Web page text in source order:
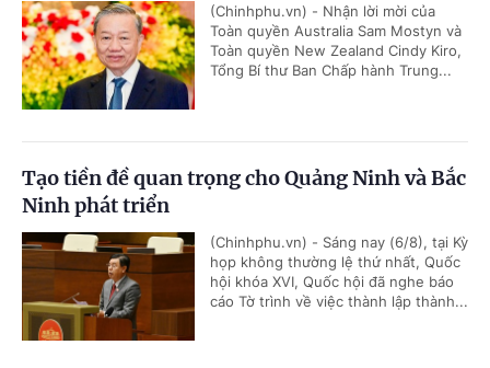
(Chinhphu.vn) - Nhận lời mời của
Toàn quyền Australia Sam Mostyn và
Toàn quyền New Zealand Cindy Kiro,
Tổng Bí thư Ban Chấp hành Trung...
Tạo tiền đề quan trọng cho Quảng Ninh và Bắc
Ninh phát triển
(Chinhphu.vn) - Sáng nay (6/8), tại Kỳ
họp không thường lệ thứ nhất, Quốc
hội khóa XVI, Quốc hội đã nghe báo
cáo Tờ trình về việc thành lập thành...